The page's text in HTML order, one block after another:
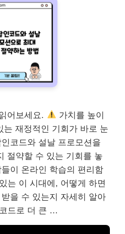
어보세요.
가치를 높이
는 재정적인 기회가 바로 눈
코드와 설날 프로모션을
절약할 수 있는 기회를 놓
이 온라인 학습의 편리함
는 이 시대에, 어떻게 하면
을 수 있는지 자세히 알아
드로 더 큰 …